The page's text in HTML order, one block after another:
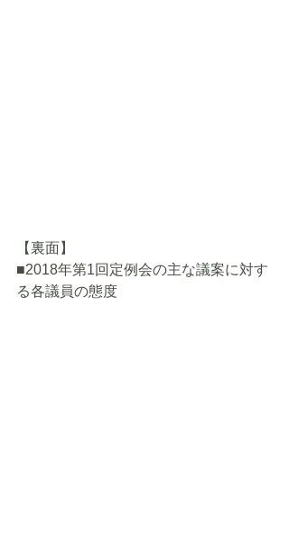
【裏面】
■2018年第1回定例会の主な議案に対す
る各議員の態度